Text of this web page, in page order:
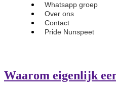
Whatsapp groep
Over ons
Contact
Pride Nunspeet
Waarom eigenlijk